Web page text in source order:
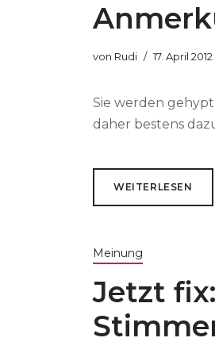
von Rudi 17. April 2012
Sie werden
daher bestens
WEITERLESEN
Meinung
Jetzt